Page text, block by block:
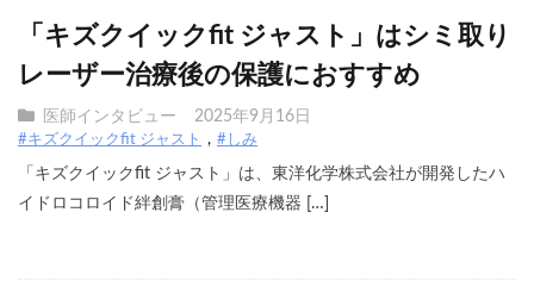
「キズクイックfit ジャスト」はシミ取り
レーザー治療後の保護におすすめ
医師インタビュー 2025年9月16日
#キズクイックfit ジャスト #しみ
「キズクイックfit ジャスト」は、東洋化学株式会社が開発したハ
イドロコロイド絆創膏（管理医療機器 […]